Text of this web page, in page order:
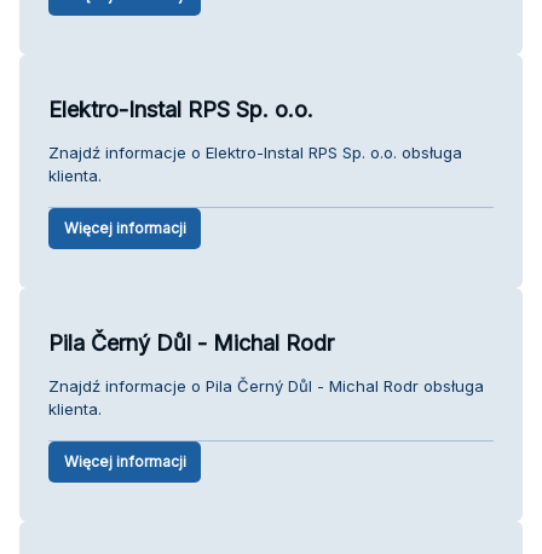
Elektro-Instal RPS Sp. o.o.
Znajdź informacje o Elektro-Instal RPS Sp. o.o. obsługa
klienta.
Więcej informacji
Pila Černý Důl - Michal Rodr
Znajdź informacje o Pila Černý Důl - Michal Rodr obsługa
klienta.
Więcej informacji